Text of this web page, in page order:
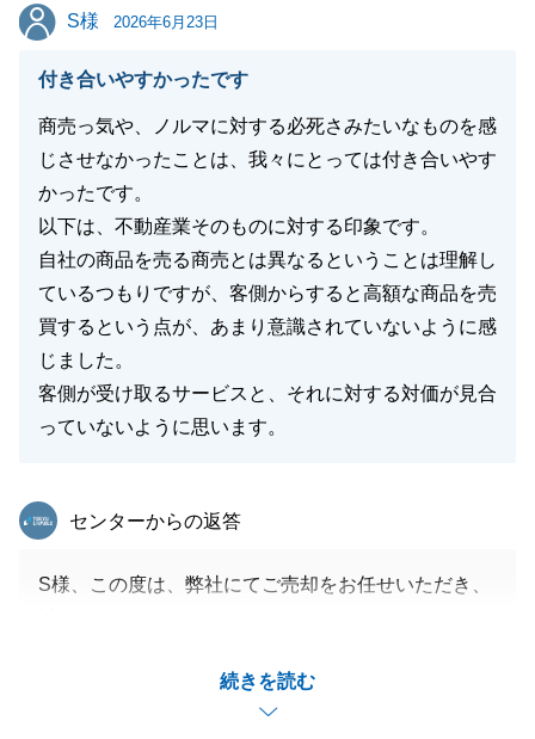
閉じる
S様
S様 2026年6月23日
付き合いやすかったです
商売っ気や、ノルマに対する必死さみたいなものを感
じさせなかったことは、我々にとっては付き合いやす
かったです。
以下は、不動産業そのものに対する印象です。
自社の商品を売る商売とは異なるということは理解し
ているつもりですが、客側からすると高額な商品を売
買するという点が、あまり意識されていないように感
じました。
客側が受け取るサービスと、それに対する対価が見合
っていないように思います。
続きを読む
東急リバブル
センターからの返答
S様、この度は、弊社にてご売却をお任せいただき、
てもお手伝いさせていただきましたが、お取引の準備
などの度々の依頼を快くご対応いただけたことで、